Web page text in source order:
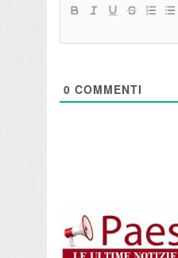
0 COMMENTI